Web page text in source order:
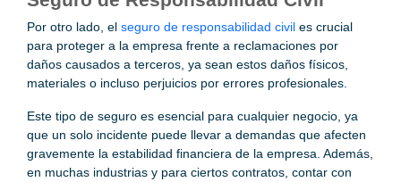
Por otro lado, el seguro de responsabilidad civil es crucial
para proteger a la empresa frente a reclamaciones por
daños causados a terceros, ya sean estos daños físicos,
materiales o incluso perjuicios por errores profesionales.
Este tipo de seguro es esencial para cualquier negocio, ya
que un solo incidente puede llevar a demandas que afecten
gravemente la estabilidad financiera de la empresa. Además,
en muchas industrias y para ciertos contratos, contar con